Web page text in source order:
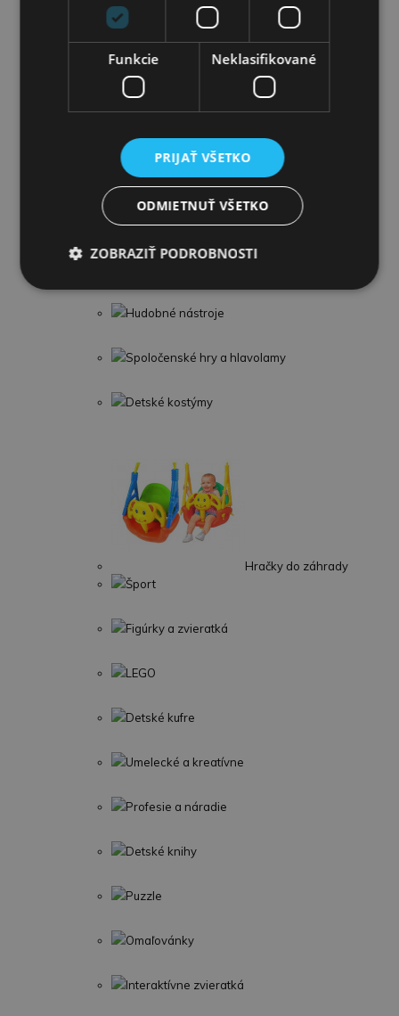
Párty a oslavy
Pre Chlapcov
Autá,lietadlá a garáže
Traktory a Stavebné stroje
Stavebnice
Hudobné nástroje
Spoločenské hry a hlavolamy
Detské kostýmy
Hračky do záhrady
Šport
Figúrky a zvieratká
LEGO
Detské kufre
Umelecké a kreatívne
Profesie a náradie
Detské knihy
Puzzle
Omaľovánky
Interaktívne zvieratká
Funkcie Neklasifikované
PRIJAŤ VŠETKO
ODMIETNUŤ VŠETKO
ZOBRAZIŤ PODROBNOSTI